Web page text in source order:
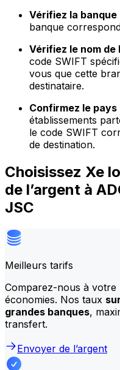
Vérifiez la banque
banque
Vérifiez le nom de
code SWIFT
vous que cette
destinataire.
Confirmez le pays
établissements
le code SWIFT
de destination.
Choisissez Xe
de l’argent à
JSC
Meilleurs tarifs
Comparez-nous à
économies. Nos taux
grandes banques,
transfert.
Envoyer de l’argent